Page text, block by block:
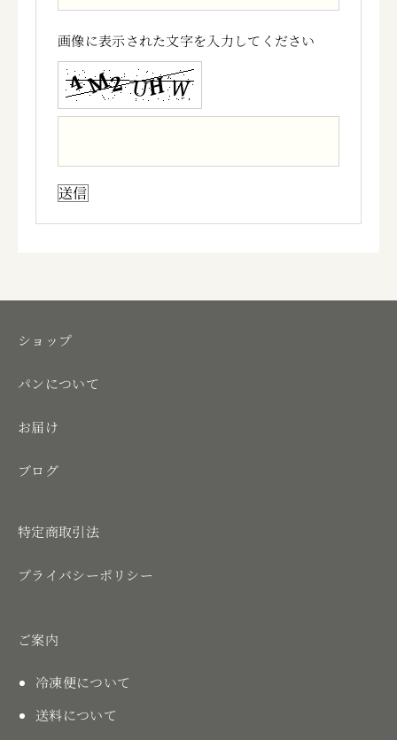
画像に表示された文字を入力してください
ショップ
パンについて
お届け
ブログ
特定商取引法
プライバシーポリシー
ご案内
冷凍便について
送料について